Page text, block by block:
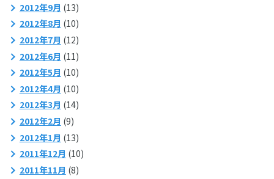
2012年9月 (13)
2012年8月 (10)
2012年7月 (12)
2012年6月 (11)
2012年5月 (10)
2012年4月 (10)
2012年3月 (14)
2012年2月 (9)
2012年1月 (13)
2011年12月 (10)
2011年11月 (8)